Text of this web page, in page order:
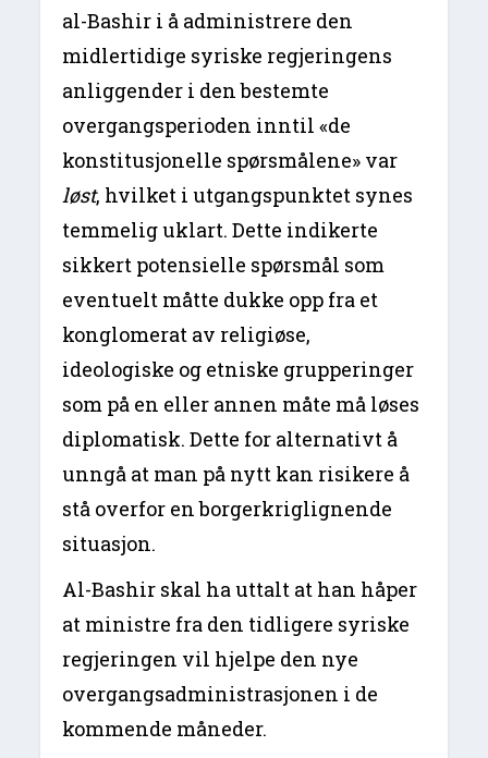
al-Bashir i å administrere den
midlertidige syriske regjeringens
anliggender i den bestemte
overgangsperioden inntil «de
konstitusjonelle spørsmålene» var
løst, hvilket i utgangspunktet synes
temmelig uklart. Dette indikerte
sikkert potensielle spørsmål som
eventuelt måtte dukke opp fra et
konglomerat av religiøse,
ideologiske og etniske grupperinger
som på en eller annen måte må løses
diplomatisk. Dette for alternativt å
unngå at man på nytt kan risikere å
stå overfor en borgerkriglignende
situasjon.
Al-Bashir skal ha uttalt at han håper
at ministre fra den tidligere syriske
regjeringen vil hjelpe den nye
overgangsadministrasjonen i de
kommende måneder.